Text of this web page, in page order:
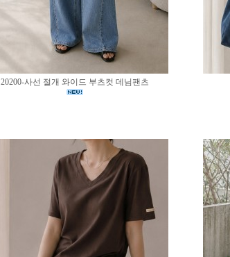
20200-사선 절개 와이드 부츠컷 데님팬츠